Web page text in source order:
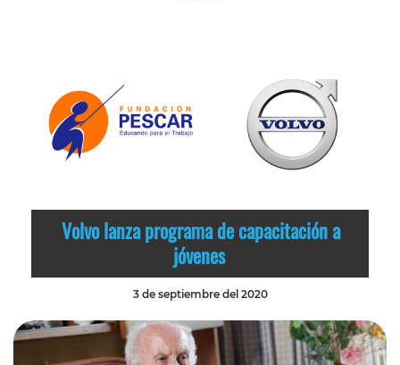
Volvo lanza programa de capacitación a
jóvenes
3 de septiembre del 2020